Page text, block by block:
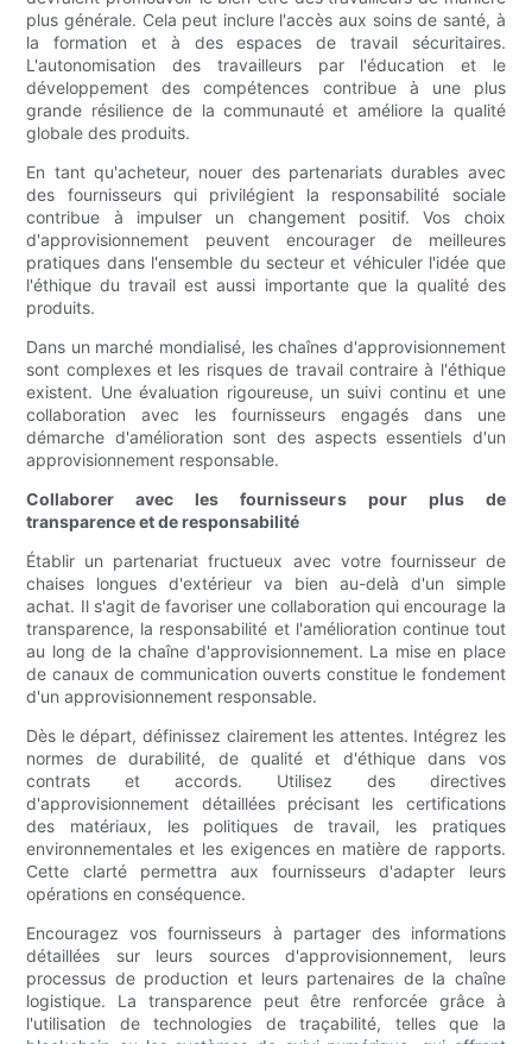
plus générale. Cela peut inclure l'accès aux soins de santé, à
la formation et à des espaces de travail sécuritaires.
L'autonomisation des travailleurs par l'éducation et le
développement des compétences contribue à une plus
grande résilience de la communauté et améliore la qualité
globale des produits.
En tant qu'acheteur, nouer des partenariats durables avec
des fournisseurs qui privilégient la responsabilité sociale
contribue à impulser un changement positif. Vos choix
d'approvisionnement peuvent encourager de meilleures
pratiques dans l'ensemble du secteur et véhiculer l'idée que
l'éthique du travail est aussi importante que la qualité des
produits.
Dans un marché mondialisé, les chaînes d'approvisionnement
sont complexes et les risques de travail contraire à l'éthique
existent. Une évaluation rigoureuse, un suivi continu et une
collaboration avec les fournisseurs engagés dans une
démarche d'amélioration sont des aspects essentiels d'un
approvisionnement responsable.
Collaborer avec les fournisseurs pour plus de
transparence et de responsabilité
Établir un partenariat fructueux avec votre fournisseur de
chaises longues d'extérieur va bien au-delà d'un simple
achat. Il s'agit de favoriser une collaboration qui encourage la
transparence, la responsabilité et l'amélioration continue tout
au long de la chaîne d'approvisionnement. La mise en place
de canaux de communication ouverts constitue le fondement
d'un approvisionnement responsable.
Dès le départ, définissez clairement les attentes. Intégrez les
normes de durabilité, de qualité et d'éthique dans vos
contrats et accords. Utilisez des directives
d'approvisionnement détaillées précisant les certifications
des matériaux, les politiques de travail, les pratiques
environnementales et les exigences en matière de rapports.
Cette clarté permettra aux fournisseurs d'adapter leurs
opérations en conséquence.
Encouragez vos fournisseurs à partager des informations
détaillées sur leurs sources d'approvisionnement, leurs
processus de production et leurs partenaires de la chaîne
logistique. La transparence peut être renforcée grâce à
l'utilisation de technologies de traçabilité, telles que la